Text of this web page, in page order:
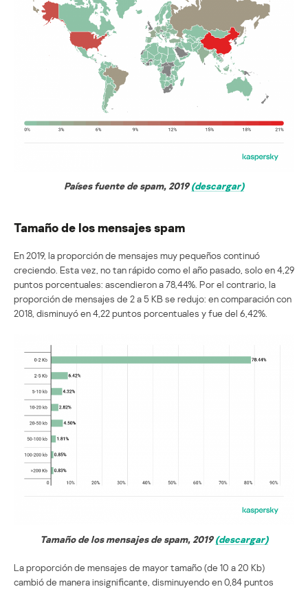
Países fuente de spam, 2019(descargar)
Tamaño de los mensajes spam
En 2019, la proporción de mensajes muy pequeños continuó
creciendo. Esta vez, no tan rápido como el año pasado, solo en 4,29
puntos porcentuales: ascendieron a 78,44%. Por el contrario, la
proporción de mensajes de 2 a 5 KB se redujo: en comparación con
2018, disminuyó en 4,22 puntos porcentuales y fue del 6,42%.
Tamaño de los mensajes de spam, 2019(descargar)
La proporción de mensajes de mayor tamaño (de 10 a 20 Kb)
cambió de manera insignificante, disminuyendo en 0,84 puntos